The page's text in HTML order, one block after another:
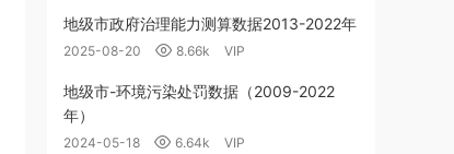
地级市政府治理能力测算数据2013-2022年
2025-08-20 8.66k VIP
地级市-环境污染处罚数据（2009-2022
年）
2024-05-18 6.64k VIP